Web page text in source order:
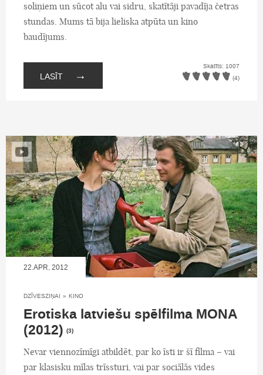
soliņiem un sūcot alu vai sidru, skatītāji pavadīja četras
stundas. Mums tā bija lieliska atpūta un kino
baudījums.
LASĪT →
Skatīts: 1007
(4)
22.APR, 2012
DZĪVESZIŅAI » KINO
Erotiska latviešu spēlfilma MONA
(2012) (3)
Nevar viennozīmīgi atbildēt, par ko īsti ir šī filma – vai
par klasisku mīlas trīssturi, vai par sociālās vides